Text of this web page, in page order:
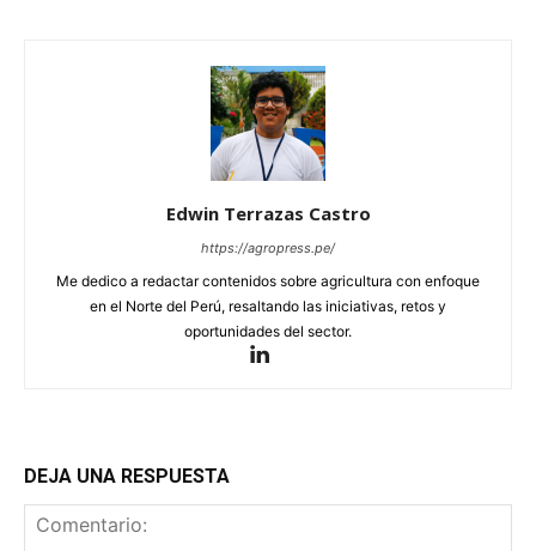
Edwin Terrazas Castro
https://agropress.pe/
Me dedico a redactar contenidos sobre agricultura con enfoque
en el Norte del Perú, resaltando las iniciativas, retos y
oportunidades del sector.
DEJA UNA RESPUESTA